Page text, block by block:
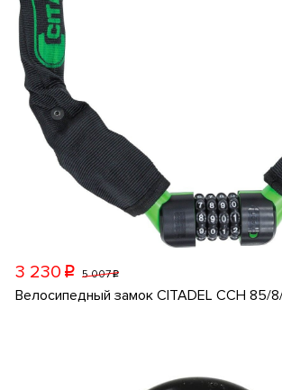
3 230 p 5 007p
Велосипедный замок CITADEL CCH 85/